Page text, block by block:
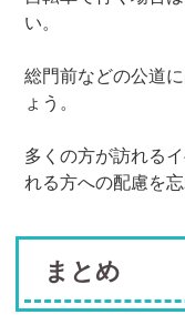
い。
総門前などの公道
ょう。
多くの方が訪れる
れる方への配慮を
まとめ